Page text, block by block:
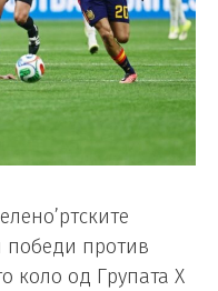
победи против
коло од Групата Х